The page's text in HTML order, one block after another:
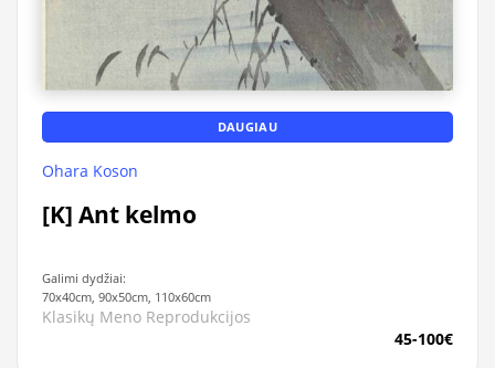
DAUGIAU
Ohara Koson
[K] Ant kelmo
Galimi dydžiai:
70x40cm, 90x50cm, 110x60cm
Klasikų Meno Reprodukcijos
45-100€